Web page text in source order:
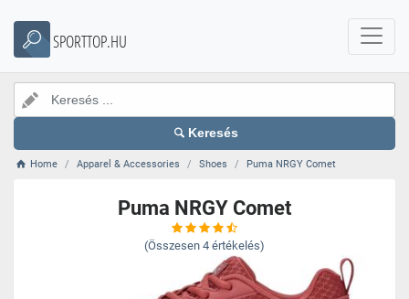
SPORTTOP.HU
Keresés
Home Apparel & Accessories Shoes Puma NRGY Comet
Puma NRGY Comet
(Összesen 4 értékelés)